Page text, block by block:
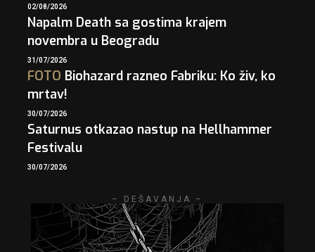
02/08/2026
Napalm Death sa gostima krajem
novembra u Beogradu
31/07/2026
FOTO Biohazard razneo Fabriku: Ko živ, ko
mrtav!
30/07/2026
Saturnus otkazao nastup na Hellhammer
Festivalu
30/07/2026
– DEŠAVANJA –